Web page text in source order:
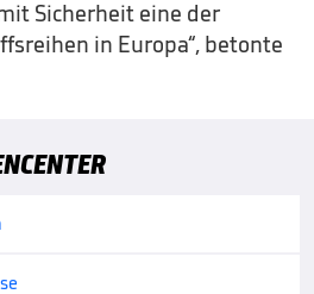
Sicherheit eine der
in Europa“, betonte